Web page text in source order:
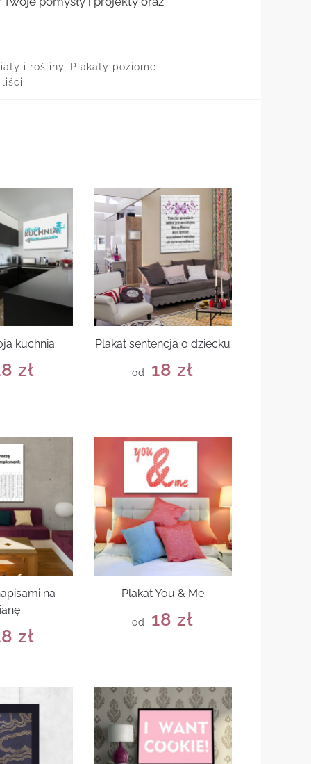
i rośliny
Plakaty poziome
kuchnia
zł
Plakat sentencja o dziecku
od: 18zł
na
zł
Plakat You & Me
od: 18zł